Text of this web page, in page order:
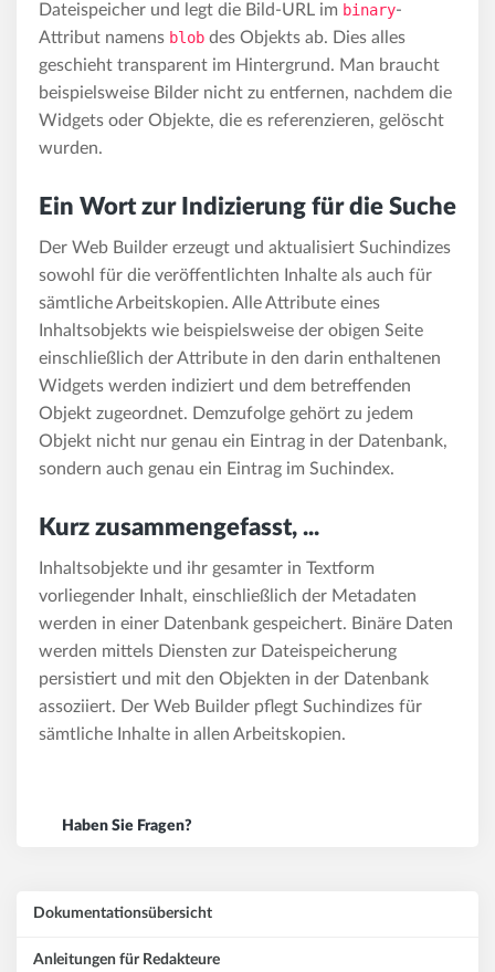
Dateispeicher und legt die Bild-URL im binary-
Attribut namens blob des Objekts ab. Dies alles
geschieht transparent im Hintergrund. Man braucht
beispielsweise Bilder nicht zu entfernen, nachdem die
Widgets oder Objekte, die es referenzieren, gelöscht
wurden.
Ein Wort zur Indizierung für die Suche
Der Web Builder erzeugt und aktualisiert Suchindizes
sowohl für die veröffentlichten Inhalte als auch für
sämtliche Arbeitskopien. Alle Attribute eines
Inhaltsobjekts wie beispielsweise der obigen Seite
einschließlich der Attribute in den darin enthaltenen
Widgets werden indiziert und dem betreffenden
Objekt zugeordnet. Demzufolge gehört zu jedem
Objekt nicht nur genau ein Eintrag in der Datenbank,
sondern auch genau ein Eintrag im Suchindex.
Kurz zusammengefasst, ...
Inhaltsobjekte und ihr gesamter in Textform
vorliegender Inhalt, einschließlich der Metadaten
werden in einer Datenbank gespeichert. Binäre Daten
werden mittels Diensten zur Dateispeicherung
persistiert und mit den Objekten in der Datenbank
assoziiert. Der Web Builder pflegt Suchindizes für
sämtliche Inhalte in allen Arbeitskopien.
Haben Sie Fragen?
Dokumentationsübersicht
Anleitungen für Redakteure